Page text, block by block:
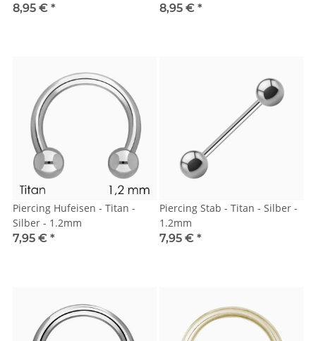
8,95 € *
8,95 € *
Piercing Hufeisen - Titan -
Silber - 1.2mm
7,95 € *
Piercing Stab - Titan - Silber -
1.2mm
7,95 € *